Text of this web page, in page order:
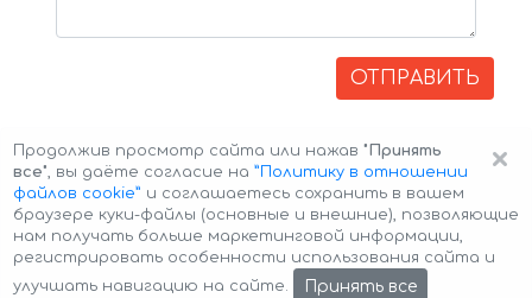
ОТПРАВИТЬ
Авторские права © 2026 Авто-Аренда Cookie Policy
×
Продолжив просмотр сайта или нажав "Принять
все", вы даёте согласие на ”Политику в отношении
файлов cookie” и соглашаетесь сохранить в вашем
браузере куки-файлы (основные и внешние), позволяющие
нам получать больше маркетинговой информации,
регистрировать особенности использования сайта и
улучшать навигацию на сайте.
Принять все